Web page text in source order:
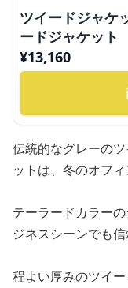
ツイードジャケ
ードジャケット
¥13,160
伝統的なグレーの
ットは、冬のオフ
テーラードカラー
ジネスシーンでも
程よい厚みのツイ